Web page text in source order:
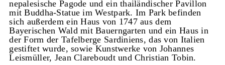
nepalesische Pagode und ein thailändischer Pavillon
mit Buddha-Statue im Westpark. Im Park befinden
sich außerdem ein Haus von 1747 aus dem
Bayerischen Wald mit Bauerngarten und ein Haus in
der Form der Tafelberge Sardiniens, das von Italien
gestiftet wurde, sowie Kunstwerke von Johannes
Leismüller, Jean Clareboudt und Christian Tobin.